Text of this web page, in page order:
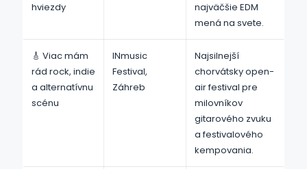
hviezdy
najväčšie EDM
mená na svete.
🎸 Viac mám
rád rock, indie
a alternatívnu
scénu
INmusic
Festival,
Záhreb
Najsilnejší
chorvátsky open-
air festival pre
milovníkov
gitarového zvuku
a festivalového
kempovania.